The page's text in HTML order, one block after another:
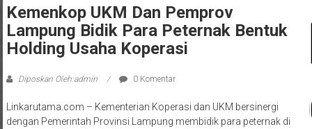
Kemenkop UKM Dan Pemprov
Lampung Bidik Para Peternak Bentuk
Holding Usaha Koperasi
Diposkan Oleh:admin 0 Komentar
Linkarutama.com – Kementerian Koperasi dan UKM bersinergi
dengan Pemerintah Provinsi Lampung membidik para peternak di